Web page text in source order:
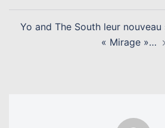
Yo and The South leur nouveau
« Mirage »…